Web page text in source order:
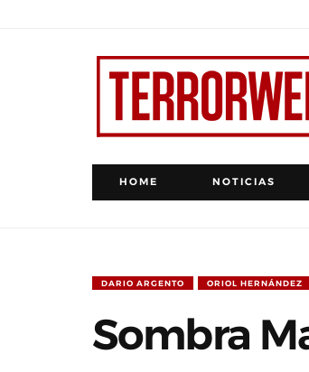
HOME NOTICIAS
DARIO ARGENTO ORIOL HERNÁNDEZ
Sombra